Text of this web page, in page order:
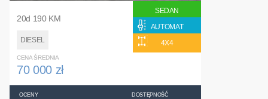
20d 190 KM
DIESEL
SEDAN
AUTOMAT
4X4
CENA ŚREDNIA
70 000 zł
OCENY DOSTĘPNOŚĆ